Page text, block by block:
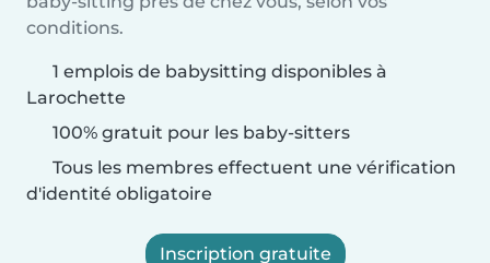
conditions.
1 emplois de babysitting disponibles à
Larochette
100% gratuit pour les baby-sitters
Tous les membres effectuent une vérification
d'identité obligatoire
Inscription gratuite